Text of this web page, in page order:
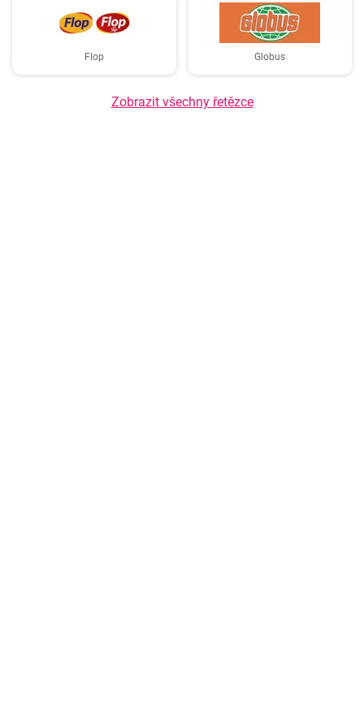
Flop Globus
Zobrazit všechny řetězce